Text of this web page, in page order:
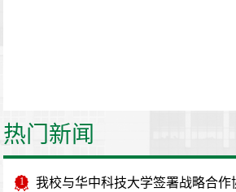
热门新闻
1 我校与华中科技大学签署战略合作